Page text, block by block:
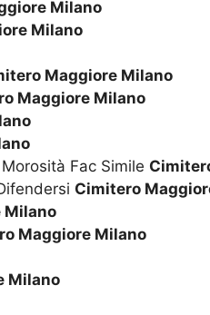
Milano
Milano
Maggiore Milano
Maggiore Milano
Fac Simile
Cimitero
Milano
Maggiore Milano
Milano